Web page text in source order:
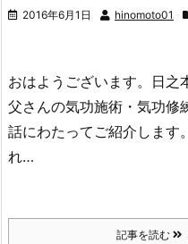
2016年6月1日 hinomoto01
おはようございます。日之
父さんの気功施術・気功修
話にわたってご紹介し
れ…
記事を読む